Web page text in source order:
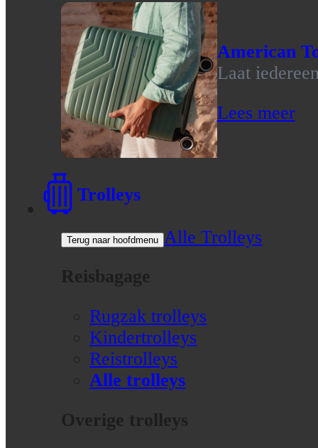
American
Laat
Lees meer
Trolleys
Terug naar hoofdmenu Alle Trolleys
Reisbagage
Rugzak trolleys
Kindertrolleys
Reistrolleys
Alle trolleys
Overige trolleys